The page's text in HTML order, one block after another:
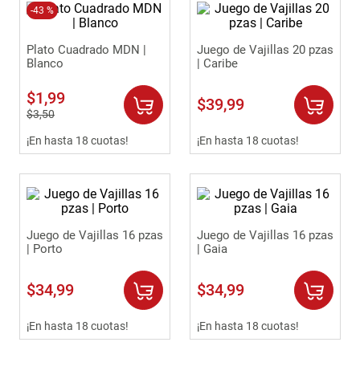
-43 %
Plato Cuadrado MDN |
Blanco
$1,99
$3,50
¡En hasta 18 cuotas!
Juego de Vajillas 20 pzas
| Caribe
$39,99
¡En hasta 18 cuotas!
Juego de Vajillas 16 pzas
| Porto
$34,99
¡En hasta 18 cuotas!
Juego de Vajillas 16 pzas
| Gaia
$34,99
¡En hasta 18 cuotas!